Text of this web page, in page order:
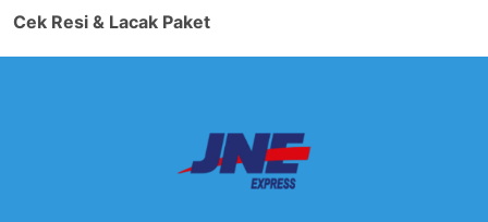
Cek Resi & Lacak Paket